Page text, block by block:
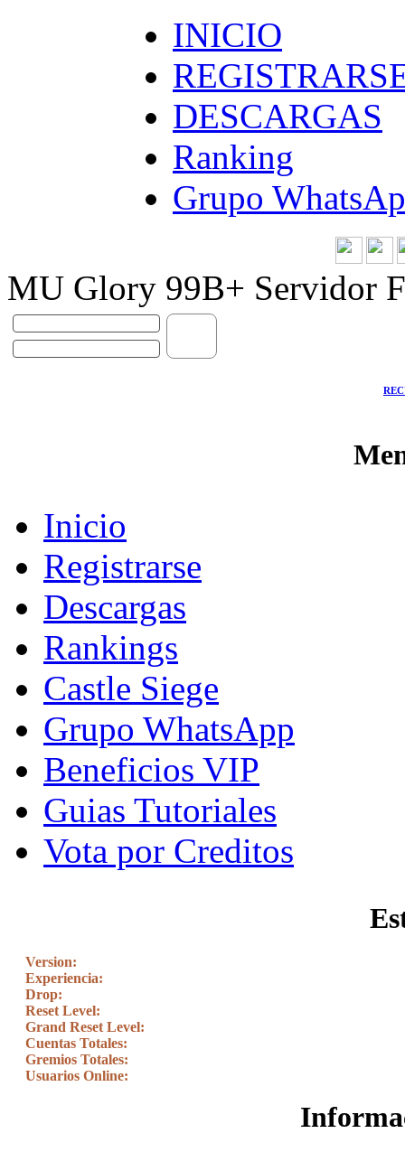
INICIO
DESCARGAS
Ranking
Grupo
MU Glory 99B+ Servidor
Inicio
Registrarse
Descargas
Rankings
Castle Siege
Grupo WhatsApp
Beneficios VIP
Guias Tutoriales
Vota por Creditos
Version:
Experiencia:
Drop:
Reset Level:
Grand Reset Level:
Cuentas Totales:
Gremios Totales:
Usuarios Online: